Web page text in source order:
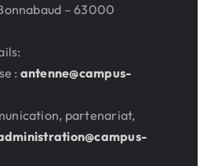
– 63000
: antenne@campus-
partenariat,